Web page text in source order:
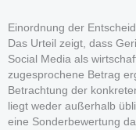
Einordnung der
Das Urteil zeigt, dass
Social Media als
zugesprochene Betrag
Betrachtung der
liegt weder außerhalb
eine Sonderbewertung